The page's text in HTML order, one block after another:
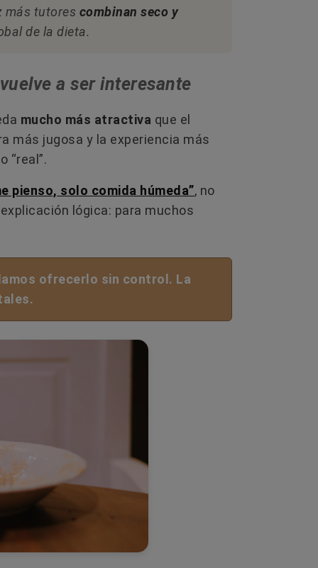
más tutores combinan seco y
de la dieta.
a ser interesante
mucho más atractiva que el
más jugosa y la experiencia más
“real”.
pienso, solo comida húmeda”, no
lógica: para muchos
ofrecerlo sin control. La